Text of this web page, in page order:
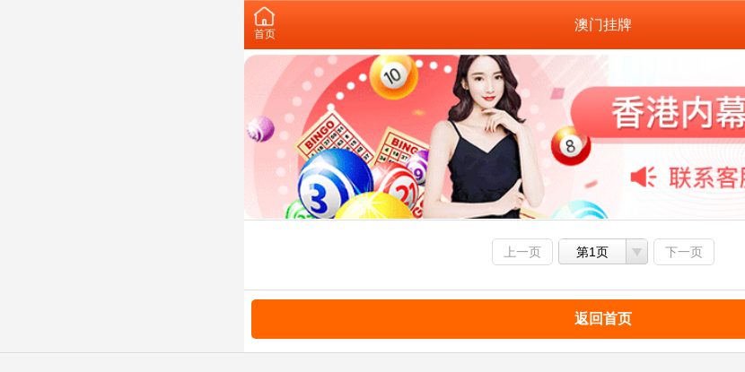
首页
澳门挂牌
上一页 第1页 下一页
返回首页